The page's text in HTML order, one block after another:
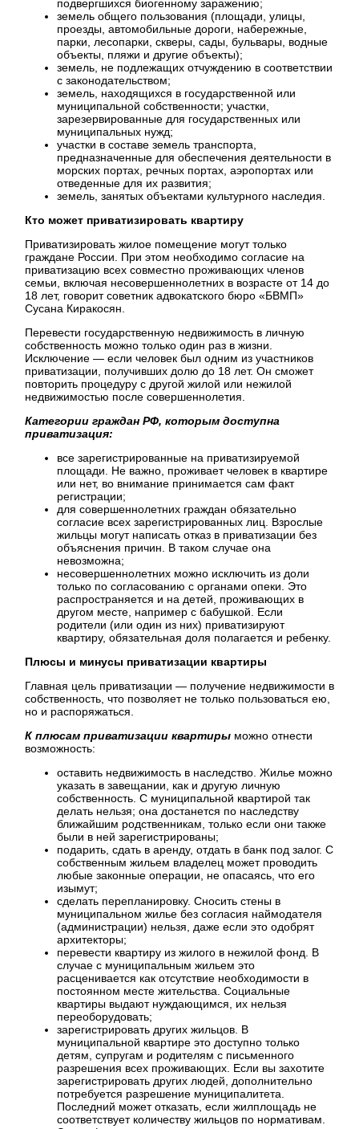
подвергшихся биогенному заражению;
земель общего пользования (площади, улицы,
проезды, автомобильные дороги, набережные,
парки, лесопарки, скверы, сады, бульвары, водные
объекты, пляжи и другие объекты);
земель, не подлежащих отчуждению в соответствии
с законодательством;
земель, находящихся в государственной или
муниципальной собственности; участки,
зарезервированные для государственных или
муниципальных нужд;
участки в составе земель транспорта,
предназначенные для обеспечения деятельности в
морских портах, речных портах, аэропортах или
отведенные для их развития;
земель, занятых объектами культурного наследия.
Кто может приватизировать квартиру
Приватизировать жилое помещение могут только
граждане России. При этом необходимо согласие на
приватизацию всех совместно проживающих членов
семьи, включая несовершеннолетних в возрасте от 14 до
18 лет, говорит советник адвокатского бюро «БВМП»
Сусана Киракосян.
Перевести государственную недвижимость в личную
собственность можно только один раз в жизни.
Исключение — если человек был одним из участников
приватизации, получивших долю до 18 лет. Он сможет
повторить процедуру с другой жилой или нежилой
недвижимостью после совершеннолетия.
Категории граждан РФ, которым доступна
приватизация:
все зарегистрированные на приватизируемой
площади. Не важно, проживает человек в квартире
или нет, во внимание принимается сам факт
регистрации;
для совершеннолетних граждан обязательно
согласие всех зарегистрированных лиц. Взрослые
жильцы могут написать отказ в приватизации без
объяснения причин. В таком случае она
невозможна;
несовершеннолетних можно исключить из доли
только по согласованию с органами опеки. Это
распространяется и на детей, проживающих в
другом месте, например с бабушкой. Если
родители (или один из них) приватизируют
квартиру, обязательная доля полагается и ребенку.
Плюсы и минусы приватизации квартиры
Главная цель приватизации — получение недвижимости в
собственность, что позволяет не только пользоваться ею,
но и распоряжаться.
Кплюсам приватизации квартиры можно отнести
возможность:
оставить недвижимость в наследство. Жилье можно
указать в завещании, как и другую личную
собственность. С муниципальной квартирой так
делать нельзя; она достанется по наследству
ближайшим родственникам, только если они также
были в ней зарегистрированы;
подарить, сдать в аренду, отдать в банк под залог. С
собственным жильем владелец может проводить
любые законные операции, не опасаясь, что его
изымут;
сделать перепланировку. Сносить стены в
муниципальном жилье без согласия наймодателя
(администрации) нельзя, даже если это одобрят
архитекторы;
перевести квартиру из жилого в нежилой фонд. В
случае с муниципальным жильем это
расценивается как отсутствие необходимости в
постоянном месте жительства. Социальные
квартиры выдают нуждающимся, их нельзя
переоборудовать;
зарегистрировать других жильцов. В
муниципальной квартире это доступно только
детям, супругам и родителям с письменного
разрешения всех проживающих. Если вы захотите
зарегистрировать других людей, дополнительно
потребуется разрешение муниципалитета.
Последний может отказать, если жилплощадь не
соответствует количеству жильцов по нормативам.